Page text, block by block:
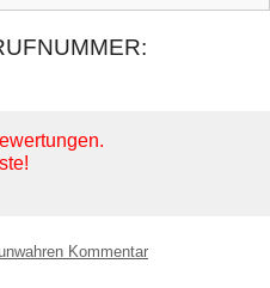
Kommentar